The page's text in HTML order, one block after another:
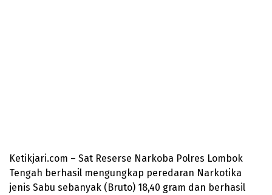
Ketikjari.com – Sat Reserse Narkoba Polres Lombok
Tengah berhasil mengungkap peredaran Narkotika
jenis Sabu sebanyak (Bruto) 18,40 gram dan berhasil